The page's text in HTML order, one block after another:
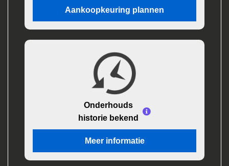
Aankoopkeuring plannen
Onderhouds
historie bekend
Meer informatie